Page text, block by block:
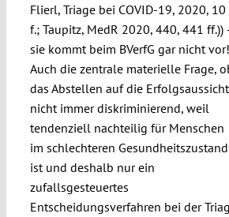
Flierl, Triage bei COVID-19, 2020, 10
f.; Taupitz, MedR 2020, 440, 441 ff.))
sie kommt beim BVerfG gar nicht vor!
Auch die zentrale materielle Frage,
das Abstellen auf die Erfolgsaussicht
nicht immer diskriminierend, weil
tendenziell nachteilig für Menschen
im schlechteren Gesundheitszustand
ist und deshalb nur ein
zufallsgesteuertes
Entscheidungsverfahren bei der